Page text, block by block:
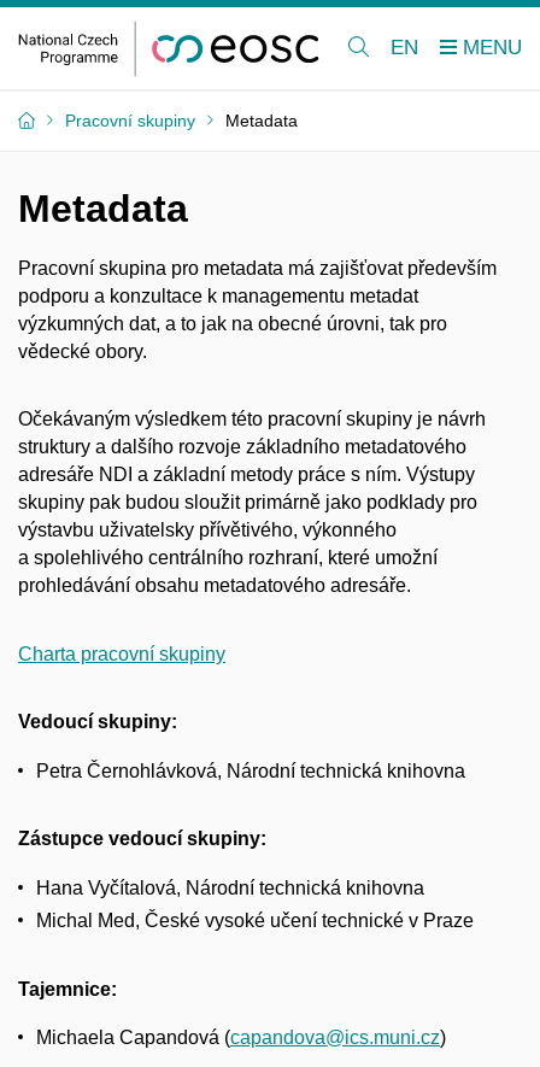
EN
Pracovní skupiny Metadata
Metadata
Pracovní skupina pro metadata má zajišťovat především
podporu a konzultace k managementu metadat
výzkumných dat, a to jak na obecné úrovni, tak pro
vědecké obory.
Očekávaným výsledkem této pracovní skupiny je návrh
struktury a dalšího rozvoje základního metadatového
adresáře NDI a základní metody práce s ním. Výstupy
skupiny pak budou sloužit primárně jako podklady pro
výstavbu uživatelsky přívětivého, výkonného
a spolehlivého centrálního rozhraní, které umožní
prohledávání obsahu metadatového adresáře.
Charta pracovní skupiny
Vedoucí skupiny:
Petra Černohlávková, Národní technická knihovna
Zástupce vedoucí skupiny:
Hana Vyčítalová, Národní technická knihovna
Michal Med, České vysoké učení technické v Praze
Tajemnice:
Michaela Capandová (capandova@ics.muni.cz)